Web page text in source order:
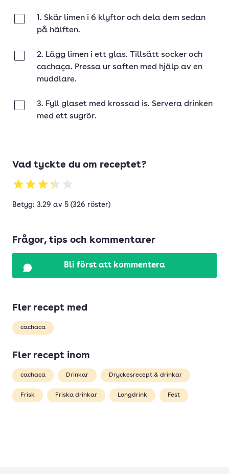
1. Skär limen i 6 klyftor och dela dem sedan
på hälften.
2. Lägg limen i ett glas. Tillsätt socker och
cachaça. Pressa ur saften med hjälp av en
muddlare.
3. Fyll glaset med krossad is. Servera drinken
med ett sugrör.
Vad tyckte du om receptet?
Betyg: 3.29 av 5 (326 röster)
Frågor, tips och kommentarer
Bli först att kommentera
Fler recept med
cachaca
Fler recept inom
cachaca Drinkar Dryckesrecept & drinkar
Frisk Friska drinkar Longdrink Fest